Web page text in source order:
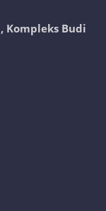
Kompleks Budi